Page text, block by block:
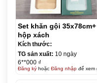
Set khăn gội 35x78cm+
hộp xách
Kích thước:
TG sản xuất: 10 ngày
6**000 ₫
Đăng kýhoặc Đăng nhậpđể xem